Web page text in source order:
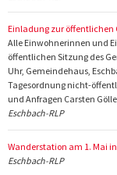
Einladung zur
Alle Einwohnerinnen und
öffentlichen Sitzung des
Uhr, Gemeindehaus,
Tagesordnung nicht-
und Anfragen Carsten
Eschbach-RLP
Wanderstation am 1. Mai
Eschbach-RLP